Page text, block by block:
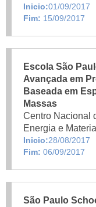
Inicio:01/09/2017
Fim: 15/09/2017
Escola São
Avançada em
Baseada em
Massas
Centro Nacional
Energia e
Inicio:28/08/2017
Fim: 06/09/2017
São Paulo